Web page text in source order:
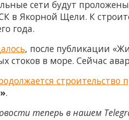
сети будут
в Якорной Щели. К
года.
, после публикации
стоков в море. Сейчас
.
теперь в нашем